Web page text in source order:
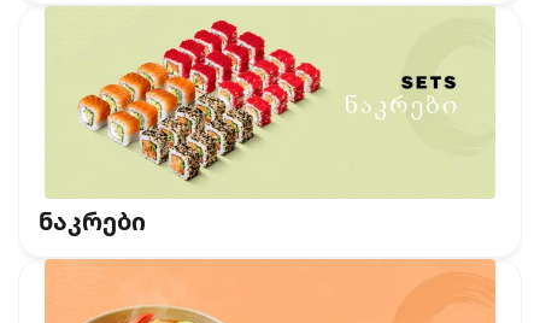
ნაკრები